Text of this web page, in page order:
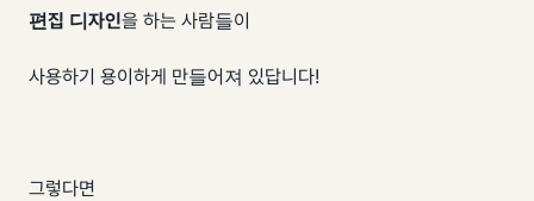
편집 디자인을 하는 사람들이
사용하기 용이하게 만들어져 있답니다!
그렇다면